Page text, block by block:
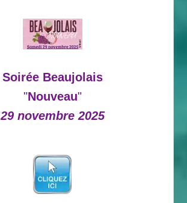
Soirée Beaujolais
"Nouveau"
29 novembre 2025